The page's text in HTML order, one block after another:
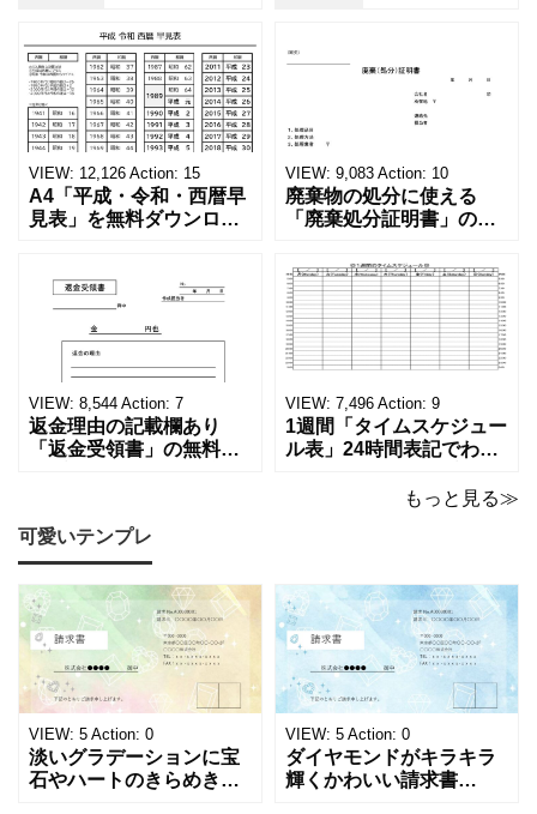
VIEW: 12,126 Action: 15
A4「平成・令和・西暦早
見表」を無料ダウンロー
る！印刷可能な一覧表！
印刷可能な平成・令和・
西暦早見表を無料ダウン
ロードでご利用いただけ
ます。 パソコンに保存し
ていただくか、A4サイズ
でコピーしてご
VIEW: 9,083 Action: 10
廃棄物の処分に使える
「廃棄処分証明書」の無
ーカーの代理店、回収業
者へおすすめ！(Excel・
Word・PDF)正しく廃棄
されたことを証明する書
類「廃棄処分証明書」の
店や家電メーカーの代理
店、回収
VIEW: 8,544 Action: 7
返金理由の記載欄あり
「返金受領書」の無料テ
め！過払い･誤入金などが
発生した際にも使える、
モノクロでシンプルな
「返金領収書」のテンプ
レートとなります。 A4縦
型サイズで用紙に印
VIEW: 7,496 Action: 9
1週間「タイムスケジュー
ル表」24時間表記でわか
ト！A4横型ExcelやWord
表になります。 A4横型サ
イズの無料テンプレート
で、Excel・Wo
もっと見る≫
可愛いテンプレ
VIEW: 5 Action: 0
淡いグラデーションに宝
石やハートのきらめきを
VIEW: 5 Action: 0
ダイヤモンドがキラキラ
輝くかわいい請求書